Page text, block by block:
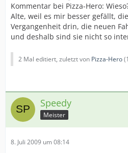
Kommentar bei Pizza-Hero:
Alte, weil es mir besser gefällt,
Vergangenheit drin, die neuen
und deshalb sind sie nicht so
2 Mal editiert, zuletzt von Pizza-Hero(
Speedy
Meister
8. Juli 2009 um 08:14